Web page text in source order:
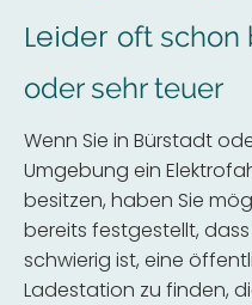
Leider oft schon
oder sehr teuer
Wenn Sie in Bürstadt
Umgebung ein
besitzen, haben Sie
bereits festgestellt,
schwierig ist, eine
Ladestation zu finden,